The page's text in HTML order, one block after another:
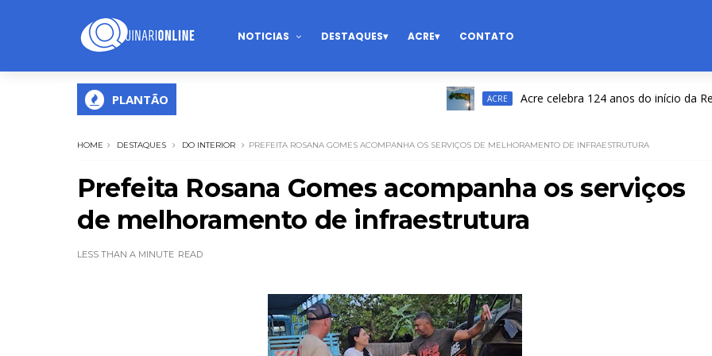
NOTICIAS DESTAQUES ACRE CONTATO
PLANTÃO ACRE Acre celebra 124 anos do início da
HOME DESTAQUES DO INTERIOR PREFEITA ROSANA GOMES ACOMPANHA OS SERVIÇOS DE MELHORAMENTO DE INFRAESTRUTURA
Prefeita Rosana Gomes acompanha os serviços
de melhoramento de infraestrutura
LESS THAN A MINUTE READ